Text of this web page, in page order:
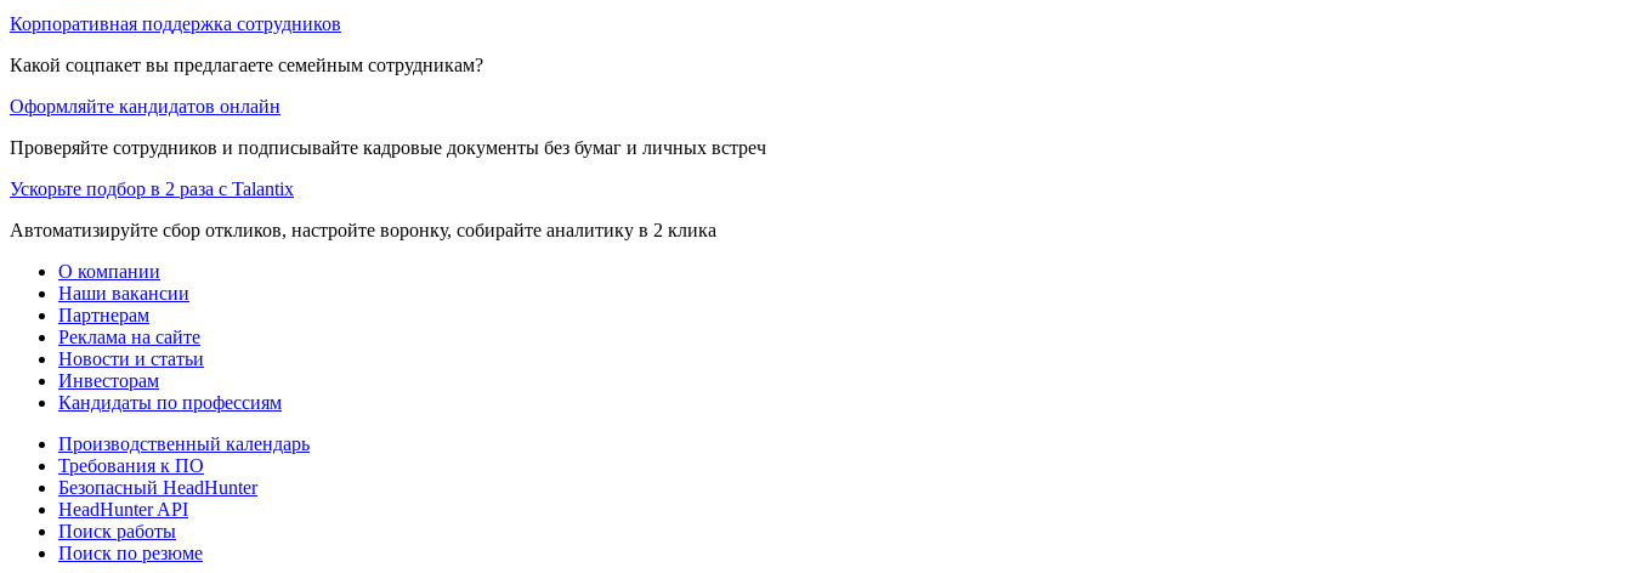
Корпоративная поддержка сотрудников
Какой соцпакет вы предлагаете семейным сотрудникам?
Оформляйте кандидатов онлайн
Проверяйте сотрудников и подписывайте кадровые документы без бумаг и личных встреч
Ускорьте подбор в 2 раза с Talantix
Автоматизируйте сбор откликов, настройте воронку, собирайте аналитику в 2 клика
О компании
Наши вакансии
Партнерам
Реклама на сайте
Новости и статьи
Инвесторам
Кандидаты по профессиям
Производственный календарь
Требования к ПО
Безопасный HeadHunter
HeadHunter API
Поиск работы
Поиск по резюме